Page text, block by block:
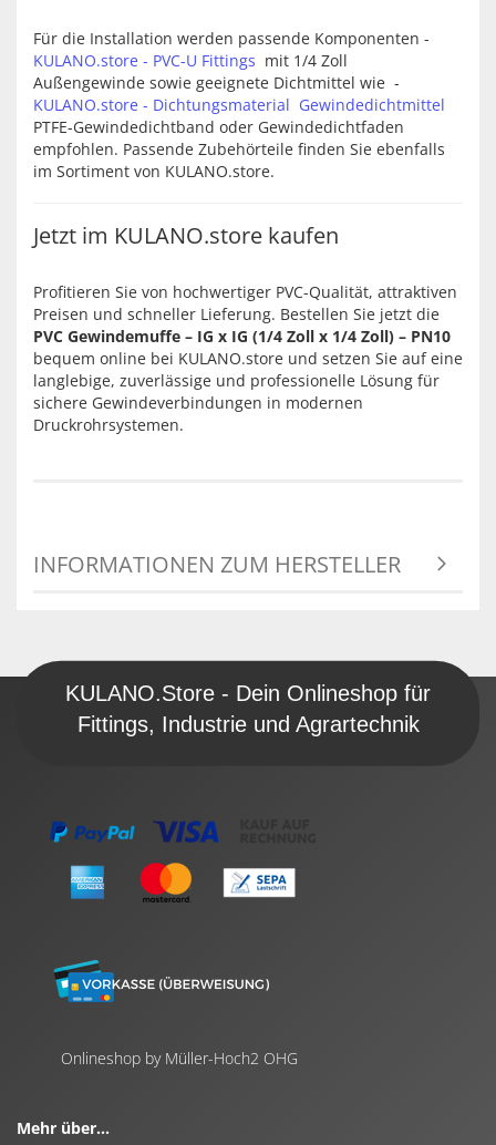
Für die Installation werden passende Komponenten -
KULANO.store - PVC-U Fittings mit 1/4 Zoll
Außengewinde sowie geeignete Dichtmittel wie -
KULANO.store - Dichtungsmaterial Gewindedichtmittel
PTFE-Gewindedichtband oder Gewindedichtfaden
empfohlen. Passende Zubehörteile finden Sie ebenfalls
im Sortiment von KULANO.store.
Jetzt im KULANO.store kaufen
Profitieren Sie von hochwertiger PVC-Qualität, attraktiven
Preisen und schneller Lieferung. Bestellen Sie jetzt die
PVC Gewindemuffe – IG x IG (1/4 Zoll x 1/4 Zoll) – PN10
bequem online bei KULANO.store und setzen Sie auf eine
langlebige, zuverlässige und professionelle Lösung für
sichere Gewindeverbindungen in modernen
Druckrohrsystemen.
INFORMATIONEN ZUM HERSTELLER
KULANO.Store - Dein Onlineshop für
Fittings, Industrie und Agrartechnik
Onlineshop by Müller-Hoch2 OHG
Mehr über...